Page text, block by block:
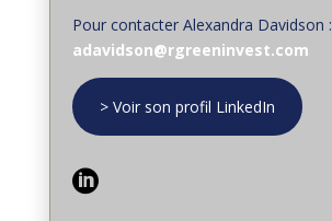
Pour contacter Alexandra Davidson :
adavidson@rgreeninvest.com
> Voir son profil LinkedIn
